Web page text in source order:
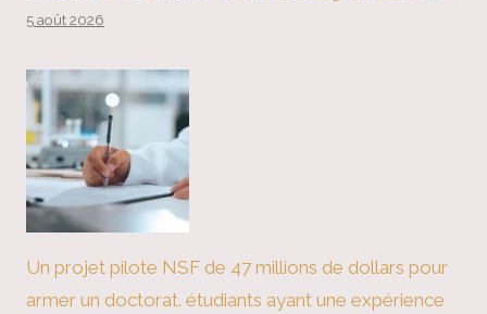
5 août 2026
Un projet pilote NSF de 47 millions de dollars pour
armer un doctorat. étudiants ayant une expérience